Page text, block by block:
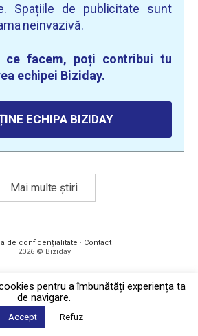
Spațiile de publicitate sunt
neinvazivă.
ce facem, poți contribui tu
echipei Biziday.
ECHIPA BIZIDAY
Mai multe știri
de confidențialitate · Contact
2026 © Biziday
pentru a îmbunătăți experiența ta
de navigare.
Accept Refuz